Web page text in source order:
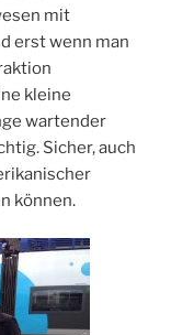
mit
erst wenn man
kleine
wartender
Sicher, auch
können.